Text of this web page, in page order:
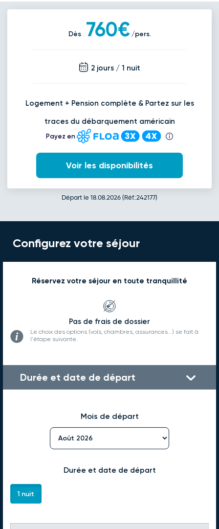
Dès760€ /pers.
2 jours / 1 nuit
Logement + Pension complète & Partez sur les
traces du débarquement américain
Payez en
Voir les disponibilités
Départ le 18.08.2026 (Réf.:242177)
Configurez votre séjour
Réservez votre séjour en toute tranquillité
Pas de frais de dossier
Le choix des options (vols, chambres, assurances...) se fait à
l'étape suivante.
Durée et date de départ
Mois de départ
Durée et date de départ
1 nuit